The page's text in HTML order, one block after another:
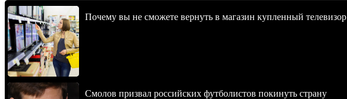
Почему вы не сможете вернуть в магазин купленный телевизор
Смолов призвал российских футболистов покинуть страну